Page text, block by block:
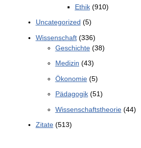
Ethik(910)
Uncategorized (5)
Wissenschaft(336)
Geschichte(38)
Medizin (43)
Ökonomie(5)
Pädagogik(51)
Wissenschaftstheorie(44)
Zitate(513)